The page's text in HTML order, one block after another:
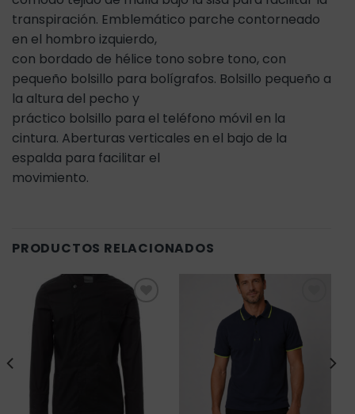
transpiración. Emblemático parche contorneado
en el hombro izquierdo,
con bordado de hélice tono sobre tono, con
pequeño bolsillo para bolígrafos. Bolsillo pequeño a
la altura del pecho y
práctico bolsillo para el teléfono móvil en la
cintura. Aberturas verticales en el bajo de la
espalda para facilitar el
movimiento.
PRODUCTOS RELACIONADOS
Añadir
a la
Añadir
a la
lista de
deseos